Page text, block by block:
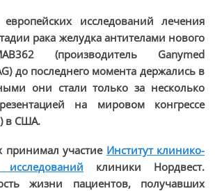
исследований лечения
рака желудка антителами нового
362 (производитель Ganymed
) до последнего момента держались в
они стали только за несколько
на мировом конгрессе
) в США.
принимал участие Институт клинико-
исследований клиники Нордвест.
жизни пациентов, получавших